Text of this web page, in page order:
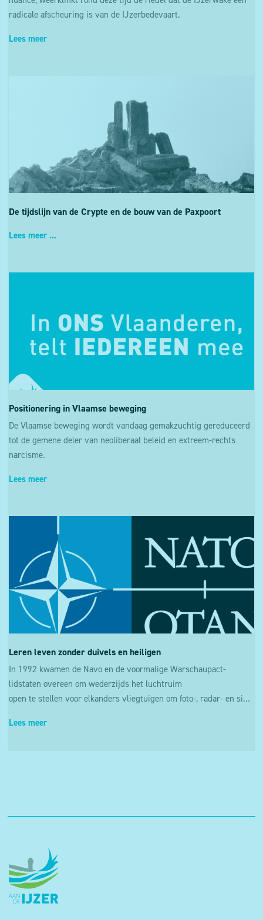
radicale afscheuring is van de IJzerbedevaart.
Lees meer
De tijdslijn van de Crypte en de bouw van de Paxpoort
Lees meer ...
Positionering in Vlaamse beweging
De Vlaamse beweging wordt vandaag gemakzuchtig gereduceerd
tot de gemene deler van neoliberaal beleid en extreem-rechts
narcisme.
Lees meer
Leren leven zonder duivels en heiligen
In 1992 kwamen de Navo en de voormalige Warschaupact-
lidstaten overeen om wederzijds het luchtruim
open te stellen voor elkanders vliegtuigen om foto-, radar- en sinds 2006 ook infraroodbeelden te mogen maken van elkaars territorium, om op deze wijze de vrede te bewaren en conflicten te vermijden.
Lees meer
ook beroep op Google Analytics en Hotjar die
daartoe eveneens gebruik maken van cookies.
voorafgaandelijk je toestemming gevraagd. Je kan
dus weigeren dat deze cookies op je toestel
worden geplaatst door je cookie instellingen aan te
passen via de cookie manager.